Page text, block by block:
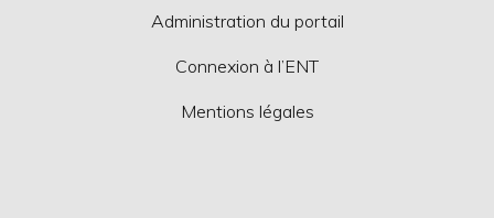
Administration du portail
Connexion à l’ENT
Mentions légales